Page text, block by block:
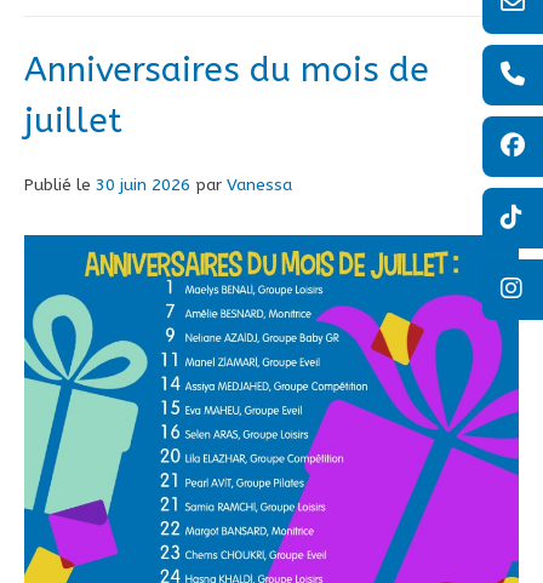
Anniversaires du mois de
juillet
Publié le 30 juin 2026 par Vanessa